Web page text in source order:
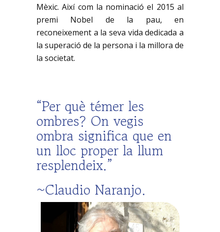
Mèxic. Així com la nominació el 2015 al
premi Nobel de la pau, en
reconeixement a la seva vida dedicada a
la superació de la persona i la millora de
la societat.
“Per què témer les
ombres? On vegis
ombra significa que en
un lloc proper la llum
resplendeix.”
~Claudio Naranjo.